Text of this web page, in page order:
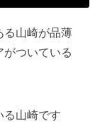
る山崎が品薄
ついている
る山崎です